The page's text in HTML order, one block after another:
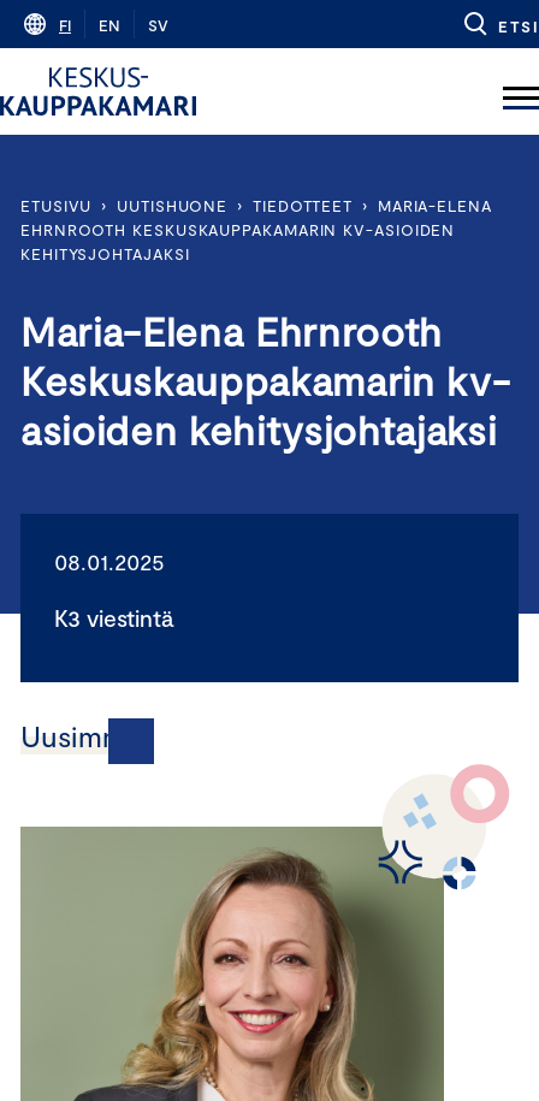
Skip
content
FI EN SV ETSI
ETUSIVU › UUTISHUONE › TIEDOTTEET ›
MARIA-ELENA
EHRNROOTH KESKUSKAUPPAKAMARIN KV-ASIOIDEN
KEHITYSJOHTAJAKSI
Maria-Elena Ehrnrooth
Keskuskauppakamarin kv-
asioiden kehitysjohtajaksi
08.01.2025
K3 viestintä
Uusimmat